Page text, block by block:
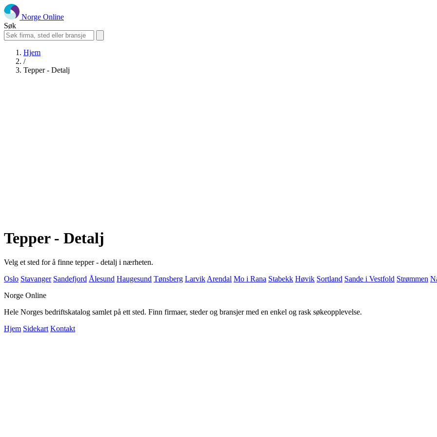
Norge Online
Søk
Hjem
/
Tepper - Detalj
Tepper - Detalj
Velg et sted for å finne tepper - detalj i nærheten.
Oslo Stavanger Sandefjord Ålesund Haugesund Tønsberg Larvik Arendal Mo i Rana Stabekk Høvik Sortland Sande i Vestfold Strømmen
Norge Online
Hele Norges bedriftskatalog samlet på ett sted. Finn firmaer, steder og bransjer med en enkel og rask søkeopplevelse.
Hjem Sidekart Kontakt